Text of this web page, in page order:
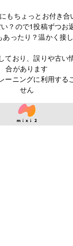
もちょっとお付き合
？ので1投稿ずつお
あったり？温かく接
ており、誤りや古い
合があります
ーニングに利用する
せん